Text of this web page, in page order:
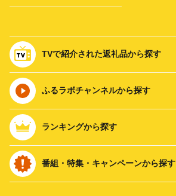
TVで紹介された返礼品から探す
ふるラボチャンネルから探す
ランキングから探す
番組・特集・キャンペーンから探す